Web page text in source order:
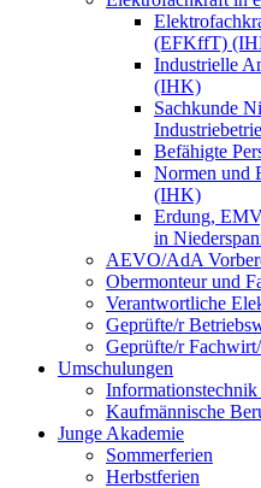
(EFKffT)
Industrielle
(IHK)
Sachkunde
Befähigte
Normen und
(IHK)
Erdung,
in
AEVO/AdA
Obermonteur und
Verantwortliche
Geprüfte/r
Geprüfte/r
Umschulungen
Kaufmännische
Junge Akademie
Sommerferien
Herbstferien